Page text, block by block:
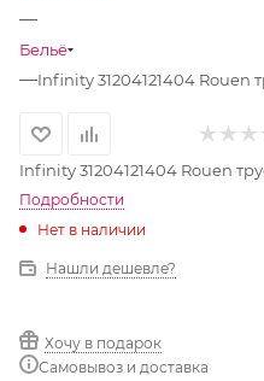
—
Бельё
—Infinity 31204121404 Rouen
Infinity 31204121404 Rouen
Подробности
Нет в наличии
Нашли дешевле?
Хочу в подарок
Самовывоз и доставка